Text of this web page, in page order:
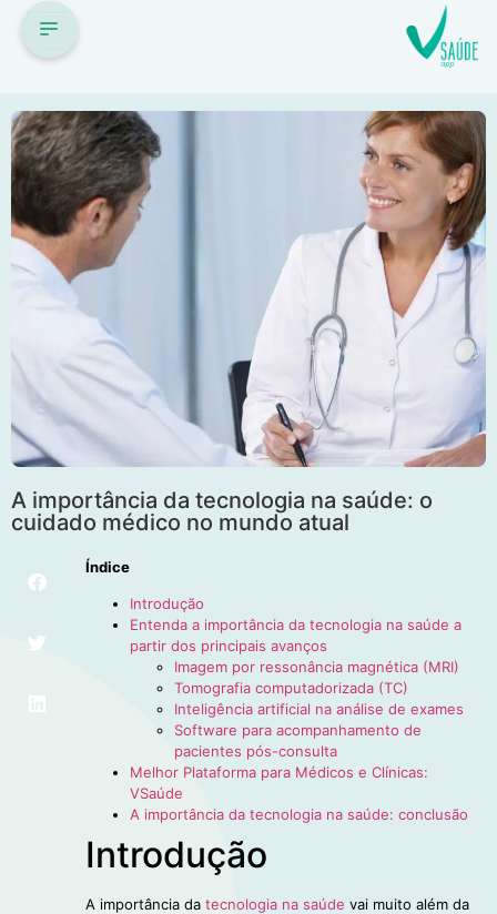
A importância da tecnologia na saúde: o
cuidado médico no mundo atual
Índice
Introdução
Entenda a importância da tecnologia na saúde a
partir dos principais avanços
Imagem por ressonância magnética (MRI)
Tomografia computadorizada (TC)
Inteligência artificial na análise de exames
Software para acompanhamento de
pacientes pós-consulta
Melhor Plataforma para Médicos e Clínicas:
VSaúde
A importância da tecnologia na saúde: conclusão
Introdução
A importância datecnologia na saúde vai muito além da